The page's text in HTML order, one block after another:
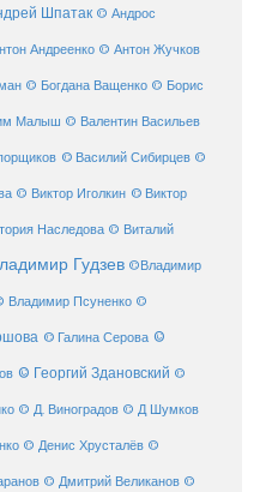
Шпатак © Андрос
Андреенко © Антон Жучков
© Богдана Ващенко © Борис
Малыш © Валентин Васильев
© Василий Сибирцев ©
© Виктор Иголкин © Виктор
Наследова © Виталий
Гудзев ©Владимир
Владимир Псуненко ©
© Галина Серова ©
© Георгий Здановский ©
© Д. Виноградов © Д Шумков
© Денис Хрусталёв ©
© Дмитрий Великанов ©